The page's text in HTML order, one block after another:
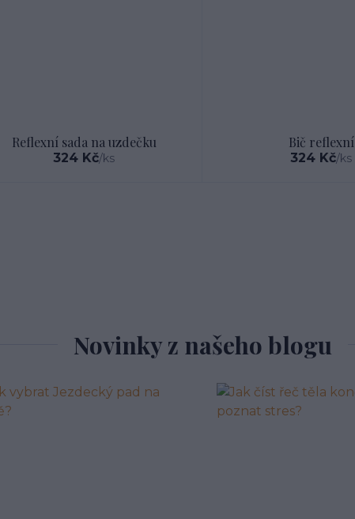
Reflexní sada na uzdečku
324 Kč/ks
Bič reflexní
324 Kč/ks
Novinky z našeho blogu